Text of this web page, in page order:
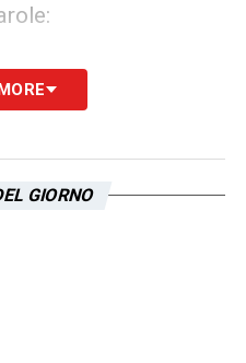
importante. Partita
non riesci a
se lo seguiamo fino
GIORNO